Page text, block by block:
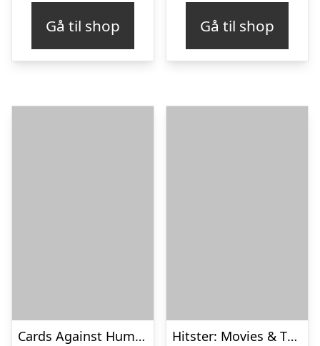
Gå til shop Gå til shop
Cards Against Humanity – Absurd Box
Hitster: Movies & TV Soundtracks